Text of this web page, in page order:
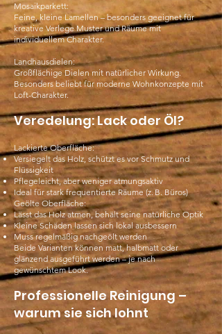
Mosaikparkett:
Feine, kleine Lamellen – besonders geeignet für
kreative Verlege Muster und Räume mit
individuellem Charakter.
Landhausdielen:
Großflächige Dielen mit natürlicher Wirkung.
Besonders beliebt für moderne Wohnkonzepte mit
Loft-Charakter.
Veredelung: Lack oder Öl?
Lackierte Oberfläche:
Versiegelt das Holz, schützt es vor Schmutz und
Flüssigkeit
Pflegeleicht, aber weniger atmungsaktiv
Ideal für stark frequentierte Räume (z. B. Büros)
Geölte Oberfläche:
Lässt das Holz atmen, behält seine natürliche Optik
Kleine Schäden lassen sich lokal ausbessern
Muss regelmäßig nachgeölt werden
Beide Varianten können matt, halbmatt oder
glänzend ausgeführt werden – je nach
gewünschtem Look.
Professionelle Reinigung –
warum sie sich lohnt